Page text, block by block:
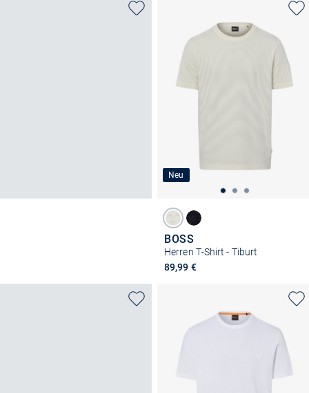
Neu
BOSS
Herren T-Shirt - Tiburt
89,99 €